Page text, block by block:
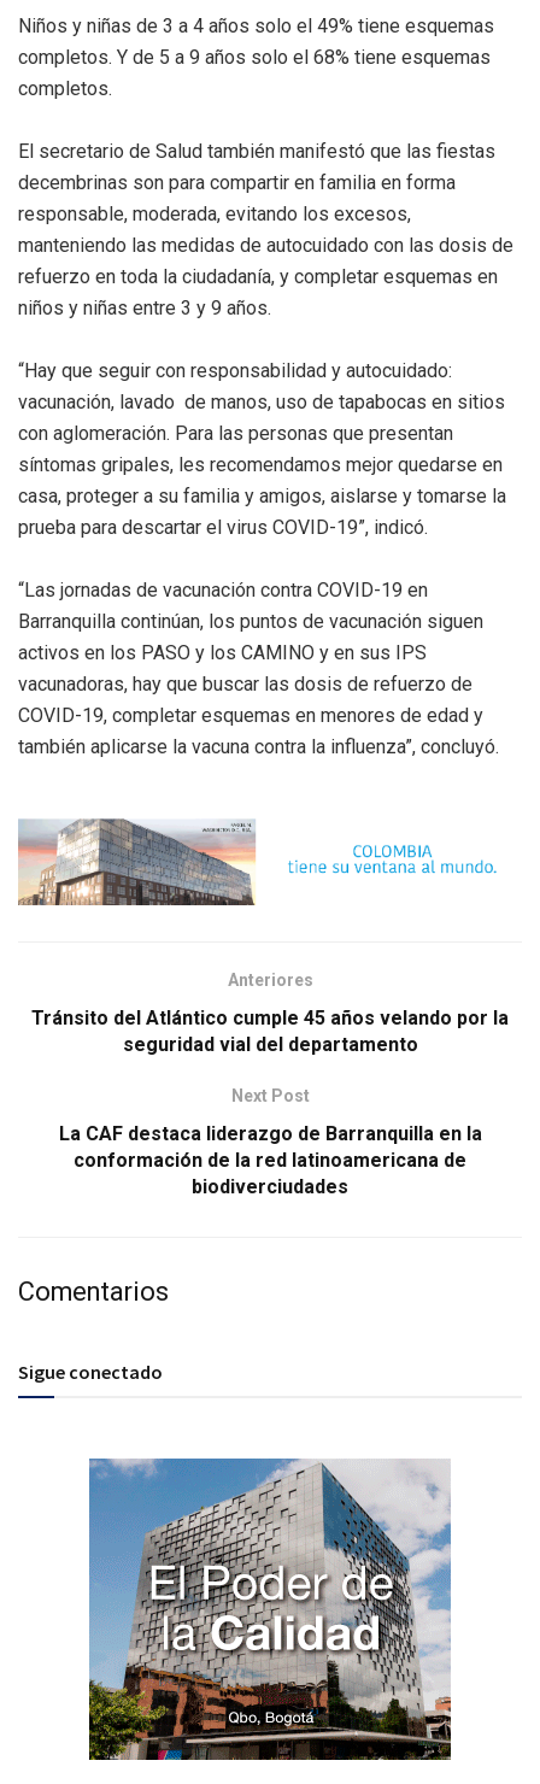
Niños y niñas de 3 a 4 años solo el 49% tiene esquemas
completos. Y de 5 a 9 años solo el 68% tiene esquemas
completos.
El secretario de Salud también manifestó que las fiestas
decembrinas son para compartir en familia en forma
responsable, moderada, evitando los excesos,
manteniendo las medidas de autocuidado con las dosis de
refuerzo en toda la ciudadanía, y completar esquemas en
niños y niñas entre 3 y 9 años.
“Hay que seguir con responsabilidad y autocuidado:
vacunación, lavado de manos, uso de tapabocas en sitios
con aglomeración. Para las personas que presentan
síntomas gripales, les recomendamos mejor quedarse en
casa, proteger a su familia y amigos, aislarse y tomarse la
prueba para descartar el virus COVID-19”, indicó.
“Las jornadas de vacunación contra COVID-19 en
Barranquilla continúan, los puntos de vacunación siguen
activos en los PASO y los CAMINO y en sus IPS
vacunadoras, hay que buscar las dosis de refuerzo de
COVID-19, completar esquemas en menores de edad y
también aplicarse la vacuna contra la influenza”, concluyó.
Anteriores
Tránsito del Atlántico cumple 45 años velando por la
seguridad vial del departamento
Next Post
La CAF destaca liderazgo de Barranquilla en la
conformación de la red latinoamericana de
biodiverciudades
Comentarios
Sigue conectado